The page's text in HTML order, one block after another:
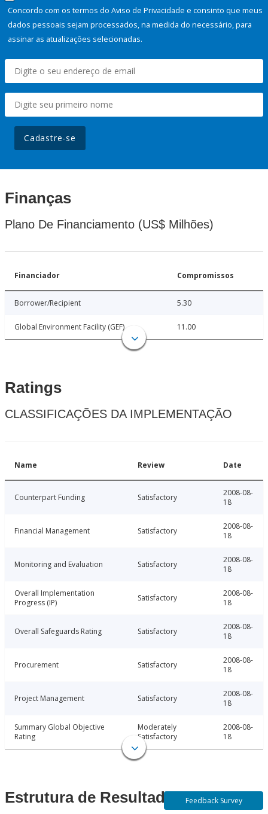
Concordo com os termos do Aviso de Privacidade e consinto que meus
dados pessoais sejam processados, na medida do necessário, para
assinar as atualizações selecionadas.
Cadastre-se
Finanças
Plano De Financiamento (US$ Milhões)
Financiador Compromissos
Borrower/Recipient 5.30
Global Environment Facility (GEF) 11.00
Ratings
CLASSIFICAÇÕES DA IMPLEMENTAÇÃO
Name Review Date
Counterpart Funding Satisfactory
2008-08-
18
Financial Management Satisfactory
2008-08-
18
Monitoring and Evaluation Satisfactory
2008-08-
18
Overall Implementation
Progress (IP)
Satisfactory
2008-08-
18
Overall Safeguards Rating Satisfactory
2008-08-
18
Procurement Satisfactory
2008-08-
18
Project Management Satisfactory
2008-08-
18
Summary Global Objective
Rating
Moderately
Satisfactory
2008-08-
18
Estrutura de Resultados Feedback Survey